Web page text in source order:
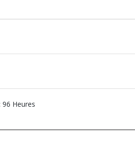
96 Heures